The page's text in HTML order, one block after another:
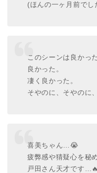
(ほんの一ヶ月前でし
このシーンは良かっ
良かった。
凄く良かった。
そやのに、そやのに
喜美ちゃん…😭
疲弊感や猜疑心を秘
戸田さん天才です…🔥